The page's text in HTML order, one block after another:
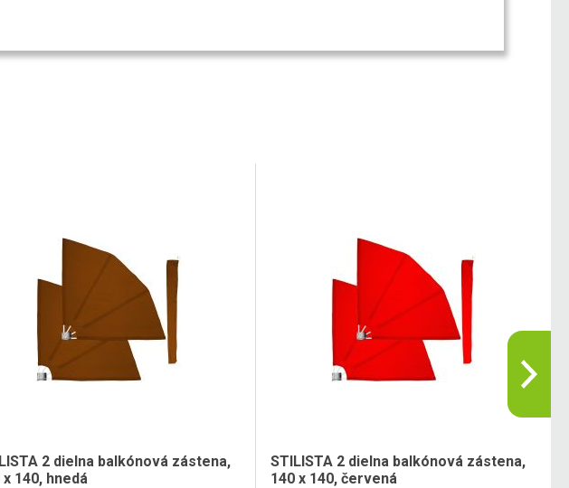
2 dielna balkónová zástena,
x 140, hnedá
STILISTA 2 dielna balkónová zástena,
140 x 140, červená